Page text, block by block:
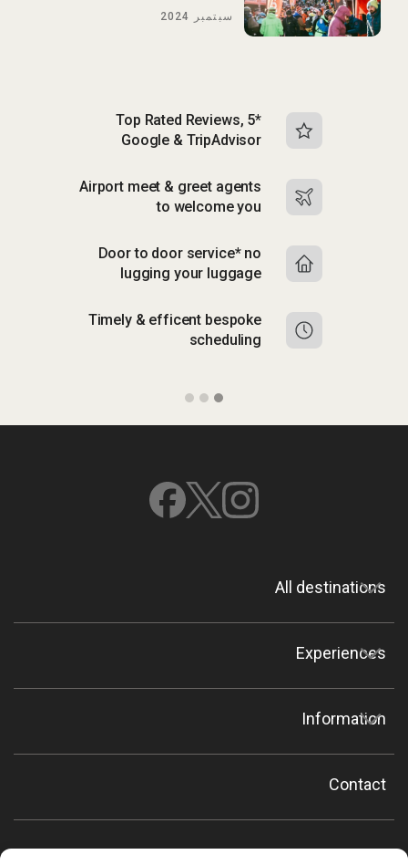
سبتمبر 2024
Top Rated Reviews, 5*
Google & TripAdvisor
Airport meet & greet agents
to welcome you
Door to door service* no
lugging your luggage
Timely & efficent bespoke
scheduling
All destinations
Experiences
Information
Contact